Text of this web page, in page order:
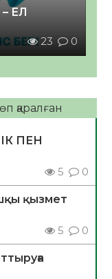
ЕЛ
23 0
қаралған
ПЕН
5 0
қызмет
5 0